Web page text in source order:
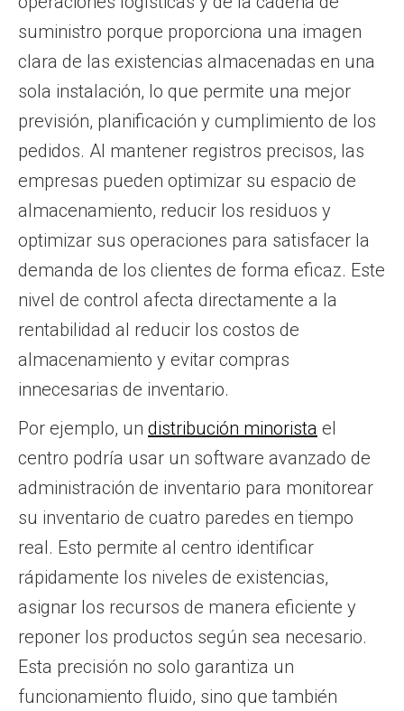
suministro porque proporciona una imagen
clara de las existencias almacenadas en una
sola instalación, lo que permite una mejor
previsión, planificación y cumplimiento de los
pedidos. Al mantener registros precisos, las
empresas pueden optimizar su espacio de
almacenamiento, reducir los residuos y
optimizar sus operaciones para satisfacer la
demanda de los clientes de forma eficaz. Este
nivel de control afecta directamente a la
rentabilidad al reducir los costos de
almacenamiento y evitar compras
innecesarias de inventario.
Por ejemplo, un distribución minorista el
centro podría usar un software avanzado de
administración de inventario para monitorear
su inventario de cuatro paredes en tiempo
real. Esto permite al centro identificar
rápidamente los niveles de existencias,
asignar los recursos de manera eficiente y
reponer los productos según sea necesario.
Esta precisión no solo garantiza un
funcionamiento fluido, sino que también